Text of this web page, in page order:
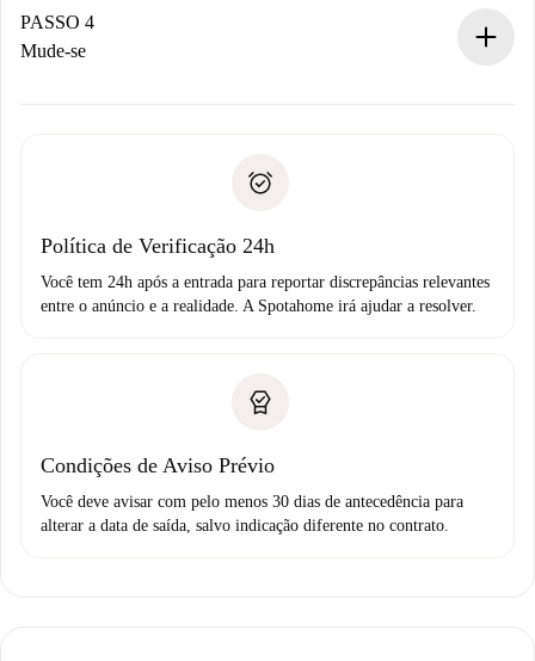
proprietário.
Se recusada: não cobraremos nada e ofereceremos
Débito direto bancário
PASSO 4
Mude-se
não comunicar nenhum problema.
Política de Verificação 24h
Você tem 24h após a entrada para reportar discrepâncias relevantes
entre o anúncio e a realidade. A Spotahome irá ajudar a resolver.
Condições de Aviso Prévio
Você deve avisar com pelo menos 30 dias de antecedência para
alterar a data de saída, salvo indicação diferente no contrato.